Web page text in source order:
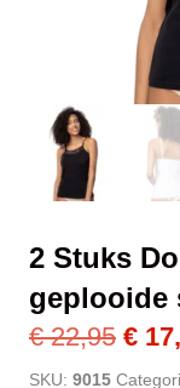
2 Stuks
geplooide
€22,95
prijs
€
SKU: 9015